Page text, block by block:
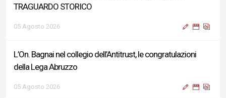
TRAGUARDO STORICO
05 Agosto 2026
L’On. Bagnai nel collegio dell’Antitrust, le congratulazioni
della Lega Abruzzo
05 Agosto 2026